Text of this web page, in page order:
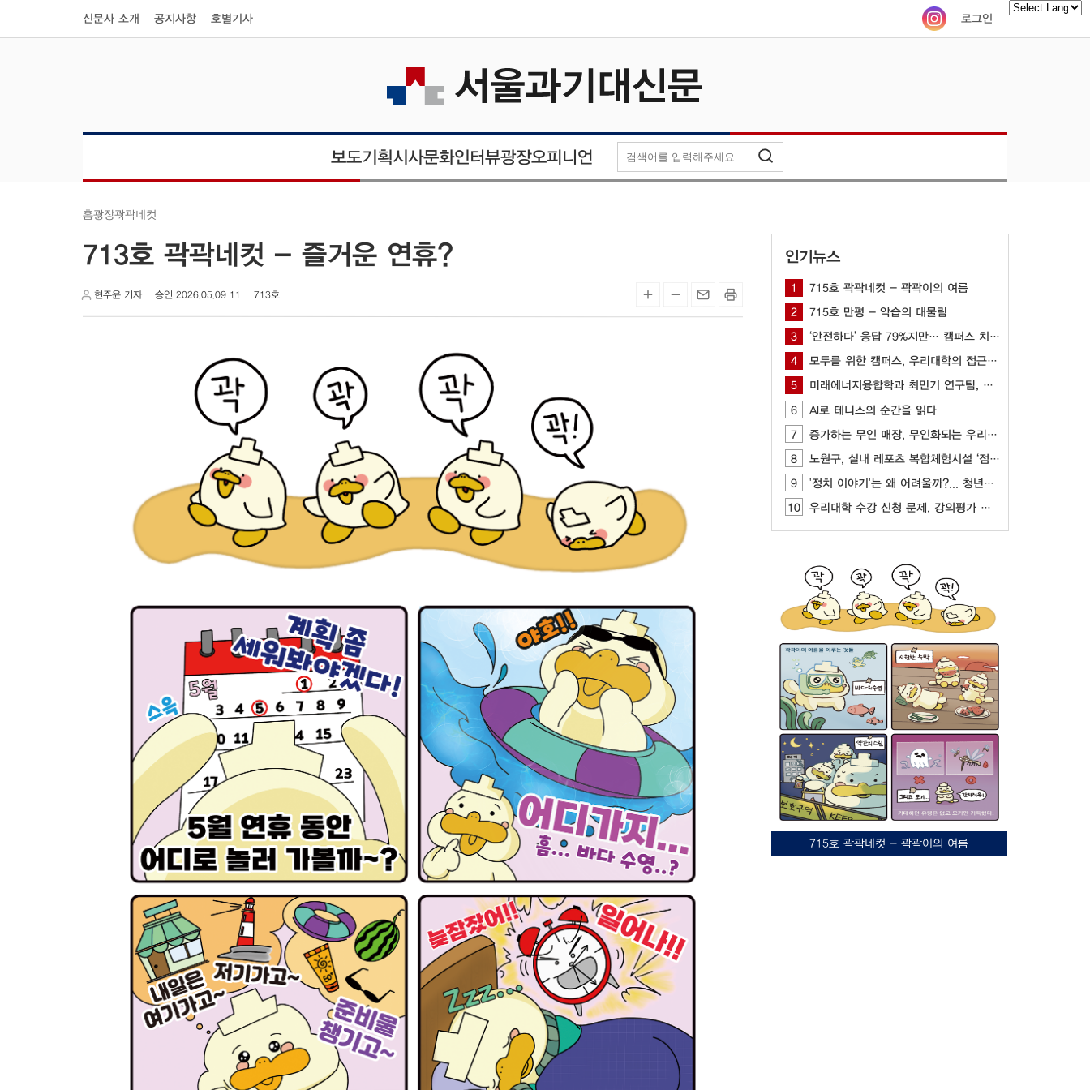
신문사 소개 공지사항 호별기사 로그인
보도기획시사문화인터뷰광장오피니언
홈광장곽곽네컷
713호 곽곽네컷 - 즐거운 연휴?
현주윤 기자 승인 2026.05.09 11 713호
인기뉴스
1 715호 곽곽네컷 - 곽곽이의 여름
2 715호 만평 - 악습의 대물림
3 ‘안전하다’ 응답 79%지만… 캠퍼스 치안 공백 여전해
4 모두를 위한 캠퍼스, 우리대학의 접근성을 묻다
5 미래에너지융합학과 최민기 연구팀, AI, CFD 기반 최적화 기술 개발
6 AI로 테니스의 순간을 읽다
7 증가하는 무인 매장, 무인화되는 우리 사회
8 노원구, 실내 레포츠 복합체험시설 ‘점프’ 개관
9 '정치 이야기'는 왜 어려울까?... 청년들이 느끼는 정치 표현의 부담
10 우리대학 수강 신청 문제, 강의평가 제도를 통해 개선
715호 곽곽네컷 - 곽곽이의 여름